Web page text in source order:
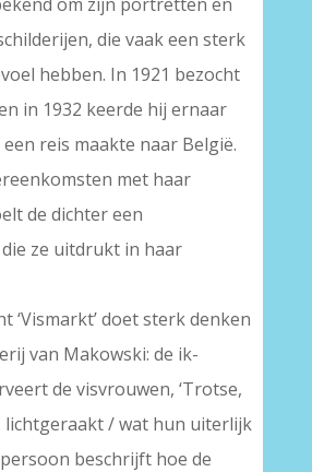
die vaak een sterk
hebben. In 1921 bezocht
in 1932 keerde hij ernaar
reis maakte naar België.
met haar
de dichter een
ze uitdrukt in haar
‘Vismarkt’ doet sterk denken
van Makowski: de ik-
de visvrouwen, ‘Trotse,
lichtgeraakt / wat hun uiterlijk
beschrijft hoe de